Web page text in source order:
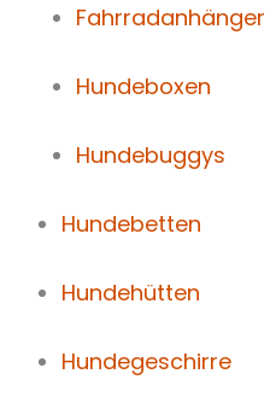
Fahrradanhänger
Hundeboxen
Hundebuggys
Hundebetten
Hundehütten
Hundegeschirre